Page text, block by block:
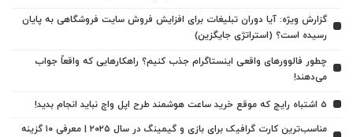
گزارش ویژه: آیا دوران تبلیغات برای افزایش فروش سایت فروشگاهی به پایان
رسیده است؟ (استراتژی جایگزین)
چطور فالوورهای واقعی اینستاگرام جذب کنیم؟ راهکارهایی که واقعاً جواب
می‌دهند!
5 اشتباه رایج که موقع خرید ساعت هوشمند طرح اپل واچ نباید انجام بدید!
مناسب‌ترین کارت گرافیک برای بازی و گیمینگ در سال ۲۰۲۵ | معرفی ۱۰ گزینه